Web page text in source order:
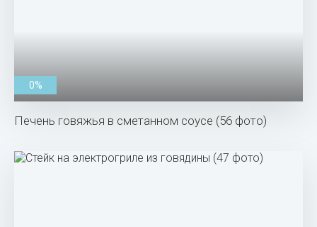
0%
Печень говяжья в сметанном соусе (56 фото)